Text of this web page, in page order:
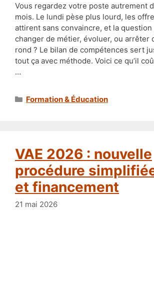
Vous regardez votre poste autrement
mois. Le lundi pèse plus lourd, les
attirent sans convaincre, et la
changer de métier, évoluer, ou arrêter
rond ? Le bilan de compétences sert
tout ça avec méthode. Voici ce qu’il
…
Catégories
Formation & Éducation
VAE 2026 : nouvelle
procédure
et financement
21 mai 2026